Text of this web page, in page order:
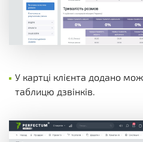
У картці клієнта додано
таблицю дзвінків.